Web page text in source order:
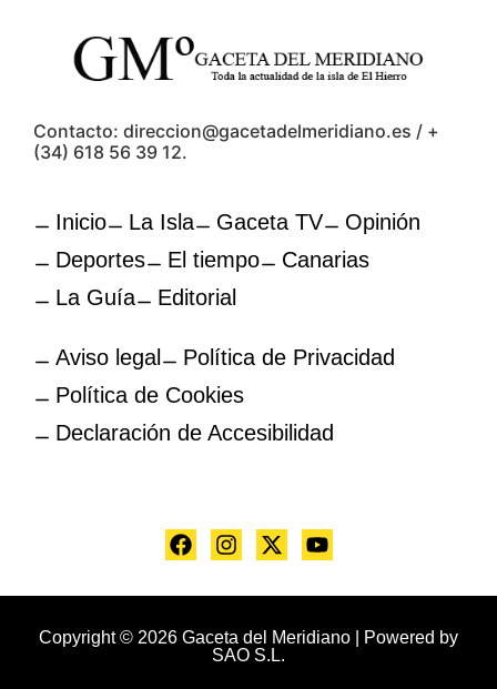
Contacto: direccion@gacetadelmeridiano.es / +
(34) 618 56 39 12.
Inicio La Isla Gaceta TV
Opinión
Deportes
El tiempo
Canarias
La Guía
Editorial
Aviso legal
Política de Privacidad
Política de Cookies
Declaración de Accesibilidad
Copyright © 2026 Gaceta del Meridiano | Powered by
SAO S.L.